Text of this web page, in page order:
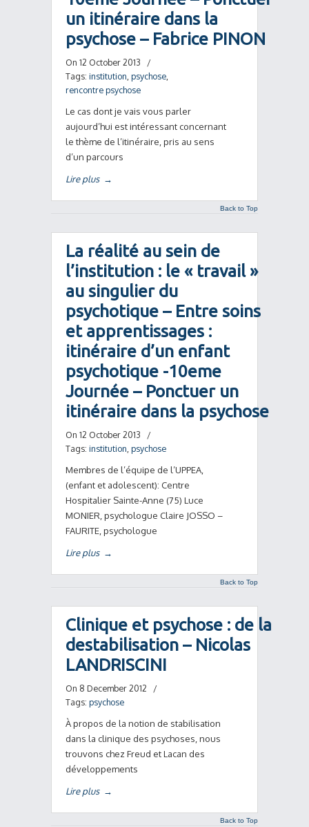
un itinéraire dans la
psychose – Fabrice PINON
On 12 October 2013
/
Tags: institution psychose
rencontre psychose
Le cas dont je vais vous parler
aujourd’hui est intéressant concernant
le thème de l’itinéraire, pris au sens
d’un parcours
Lire plus →
Back to Top
La réalité au sein de
l’institution : le « travail »
au singulier du
psychotique – Entre soins
et apprentissages :
itinéraire d’un enfant
psychotique -10eme
Journée – Ponctuer un
itinéraire dans la psychose
On 12 October 2013
/
Tags: institution psychose
Membres de l’équipe de l’UPPEA,
(enfant et adolescent): Centre
Hospitalier Sainte-Anne (75) Luce
MONIER, psychologue Claire JOSSO –
FAURITE, psychologue
Lire plus →
Back to Top
Clinique et psychose : de la
destabilisation – Nicolas
LANDRISCINI
On 8 December 2012
/
Tags: psychose
À propos de la notion de stabilisation
dans la clinique des psychoses, nous
trouvons chez Freud et Lacan des
développements
Lire plus →
Back to Top